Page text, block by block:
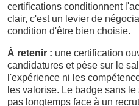
certifications conditionnent
clair, c'est un levier de
condition d'être bien choisie.
À retenir : une certification
candidatures et pèse sur le
l'expérience ni les
les valorise. Le badge sans
pas longtemps face à un